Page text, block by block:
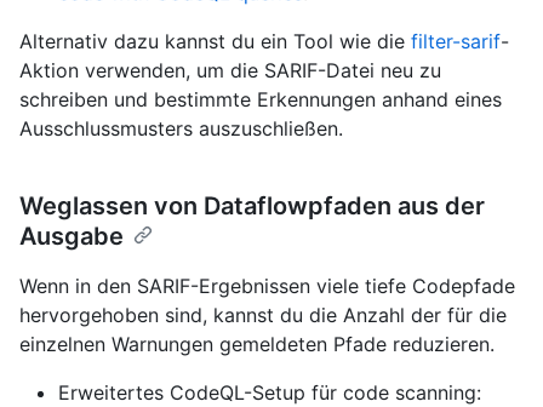
Alternativ dazu kannst du ein Tool wie die filter-sarif-
Aktion verwenden, um die SARIF-Datei neu zu
schreiben und bestimmte Erkennungen anhand eines
Ausschlussmusters auszuschließen.
Weglassen von Dataflowpfaden aus der
Ausgabe
Wenn in den SARIF-Ergebnissen viele tiefe Codepfade
hervorgehoben sind, kannst du die Anzahl der für die
einzelnen Warnungen gemeldeten Pfade reduzieren.
Erweitertes CodeQL-Setup für code scanning: